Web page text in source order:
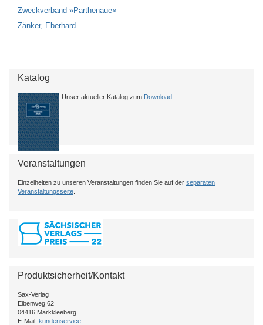
Zweckverband »Parthenaue«
Zänker, Eberhard
Katalog
Unser aktueller Katalog zum Download
Veranstaltungen
Einzelheiten zu unseren Veranstaltungen finden Sie auf der separaten
Veranstaltungsseite
Produktsicherheit/Kontakt
Sax-Verlag
Eibenweg 62
04416 Markkleeberg
E-Mail: kundenservice